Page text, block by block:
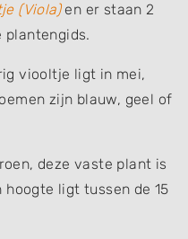
(Viola)en er staan 2
plantengids.
viooltje ligt in mei,
zijn blauw, geel of
deze vaste plant is
ligt tussen de 15